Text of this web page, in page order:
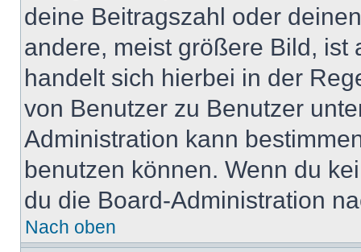
deine Beitragszahl oder
andere, meist größere Bild, ist
handelt sich hierbei in der
von Benutzer zu Benutzer
Administration kann
benutzen können. Wenn du
du die Board-Administration
Nach oben